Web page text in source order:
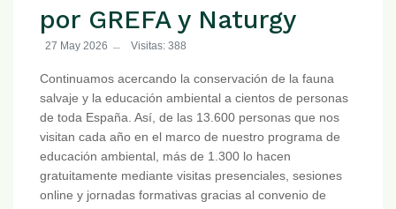
por GREFA y Naturgy
27 May 2026 Visitas: 388
Continuamos acercando la conservación de la fauna
salvaje y la educación ambiental a cientos de personas
de toda España. Así, de las 13.600 personas que nos
visitan cada año en el marco de nuestro programa de
educación ambiental, más de 1.300 lo hacen
gratuitamente mediante visitas presenciales, sesiones
online y jornadas formativas gracias al convenio de